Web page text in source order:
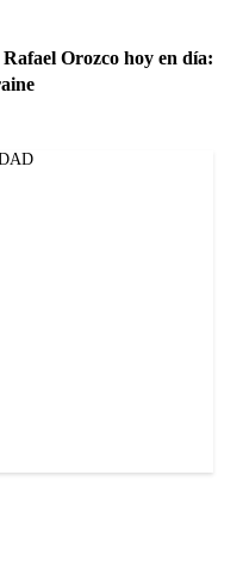
Orozco hoy en día: